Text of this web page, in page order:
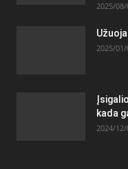
2025/08/
2025/01/
kada
2024/12/